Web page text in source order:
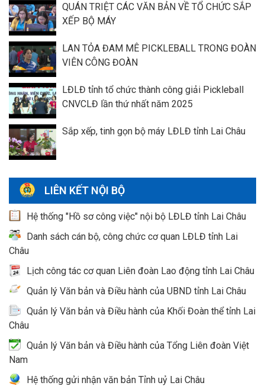
QUÁN TRIỆT CÁC VĂN BẢN VỀ TỔ CHỨC SẮP
XẾP BỘ MÁY
LAN TỎA ĐAM MÊ PICKLEBALL TRONG ĐOÀN
VIÊN CÔNG ĐOÀN
LĐLĐ tỉnh tổ chức thành công giải Pickleball
CNVCLĐ lần thứ nhất năm 2025
Sắp xếp, tinh gọn bộ máy LĐLĐ tỉnh Lai Châu
LIÊN KẾT NỘI BỘ
Hệ thống "Hồ sơ công việc" nội bộ LĐLĐ tỉnh Lai Châu
Danh sách cán bộ, công chức cơ quan LĐLĐ tỉnh Lai
Châu
Lịch công tác cơ quan Liên đoàn Lao động tỉnh Lai Châu
Quản lý Văn bản và Điều hành của UBND tỉnh Lai Châu
Quản lý Văn bản và Điều hành của Khối Đoàn thể tỉnh Lai
Châu
Quản lý Văn bản và Điều hành của Tổng Liên đoàn Việt
Nam
Hệ thống gửi nhận văn bản Tỉnh uỷ Lai Châu